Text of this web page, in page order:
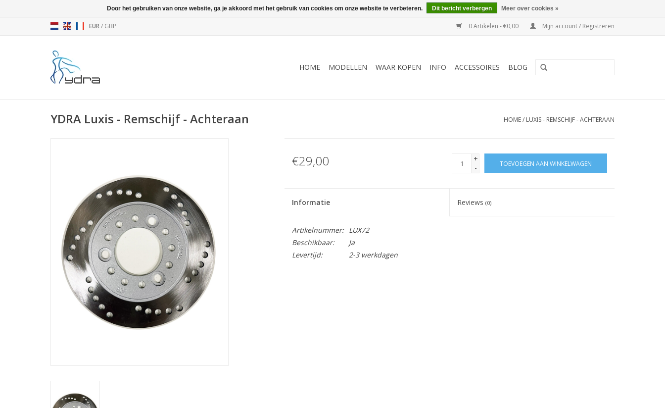
EUR/ GBP 0 Artikelen - €0,00 Mijn account / Registreren
HOME MODELLEN WAAR KOPEN INFO ACCESSOIRES BLOG
YDRA Luxis - Remschijf - Achteraan HOME/ LUXIS - REMSCHIJF - ACHTERAAN
€29,00
+
-
TOEVOEGEN AAN WINKELWAGEN
Informatie Reviews(0)
Artikelnummer:
LUX72
Beschikbaar:
Ja
Levertijd:
2-3 werkdagen
Door het gebruiken van onze website, ga je akkoord met het gebruik van cookies om onze website te verbeteren. Dit bericht verbergen Meer over cookies »